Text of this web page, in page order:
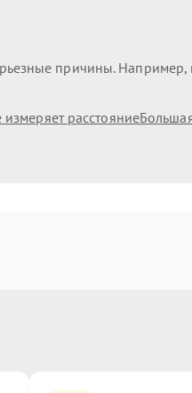
причины. Например,
измеряет расстояние